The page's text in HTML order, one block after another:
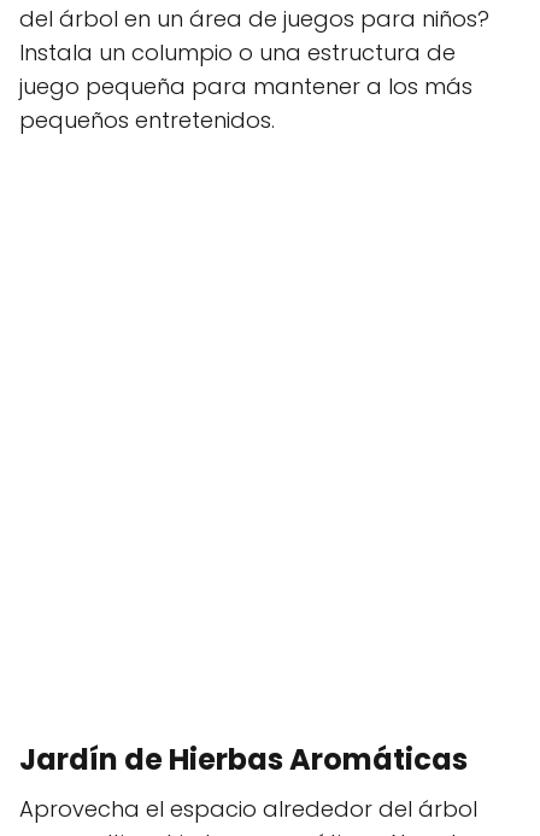
del árbol en un área de juegos para niños?
Instala un columpio o una estructura de
juego pequeña para mantener a los más
pequeños entretenidos.
Jardín de Hierbas Aromáticas
Aprovecha el espacio alrededor del árbol